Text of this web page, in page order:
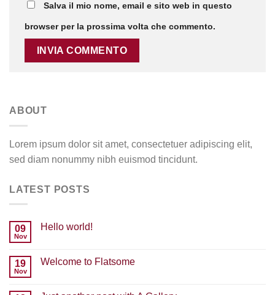
Salva il mio nome, email e sito web in questo
browser per la prossima volta che commento.
ABOUT
Lorem ipsum dolor sit amet, consectetuer adipiscing elit,
sed diam nonummy nibh euismod tincidunt.
LATEST POSTS
09
Nov
Hello world!
Hello
19
Nov
Welcome to Flatsome